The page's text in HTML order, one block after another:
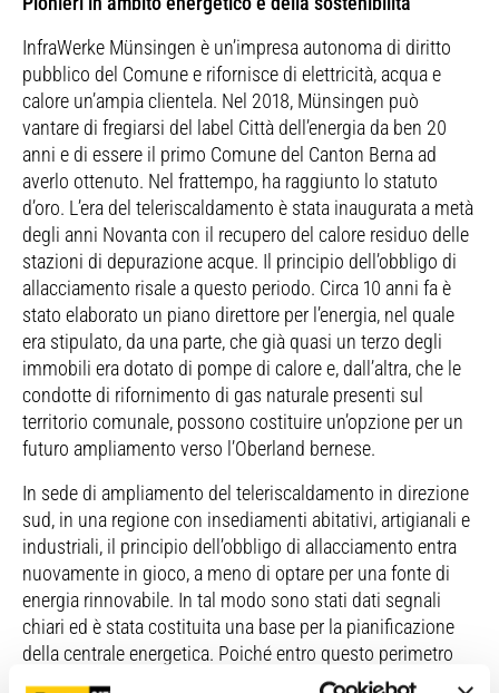
InfraWerke Münsingen è un’impresa autonoma di diritto
pubblico del Comune e rifornisce di elettricità, acqua e
calore un’ampia clientela. Nel 2018, Münsingen può
vantare di fregiarsi del label Città dell’energia da ben 20
anni e di essere il primo Comune del Canton Berna ad
averlo ottenuto. Nel frattempo, ha raggiunto lo statuto
d’oro. L’era del teleriscaldamento è stata inaugurata a metà
degli anni Novanta con il recupero del calore residuo delle
stazioni di depurazione acque. Il principio dell’obbligo di
allacciamento risale a questo periodo. Circa 10 anni fa è
stato elaborato un piano direttore per l’energia, nel quale
era stipulato, da una parte, che già quasi un terzo degli
immobili era dotato di pompe di calore e, dall’altra, che le
condotte di rifornimento di gas naturale presenti sul
territorio comunale, possono costituire un’opzione per un
futuro ampliamento verso l’Oberland bernese.
In sede di ampliamento del teleriscaldamento in direzione
sud, in una regione con insediamenti abitativi, artigianali e
industriali, il principio dell’obbligo di allacciamento entra
nuovamente in gioco, a meno di optare per una fonte di
energia rinnovabile. In tal modo sono stati dati segnali
chiari ed è stata costituita una base per la pianificazione
della centrale energetica. Poiché entro questo perimetro
non è permesso sfruttare le fonti di calore geotermiche o